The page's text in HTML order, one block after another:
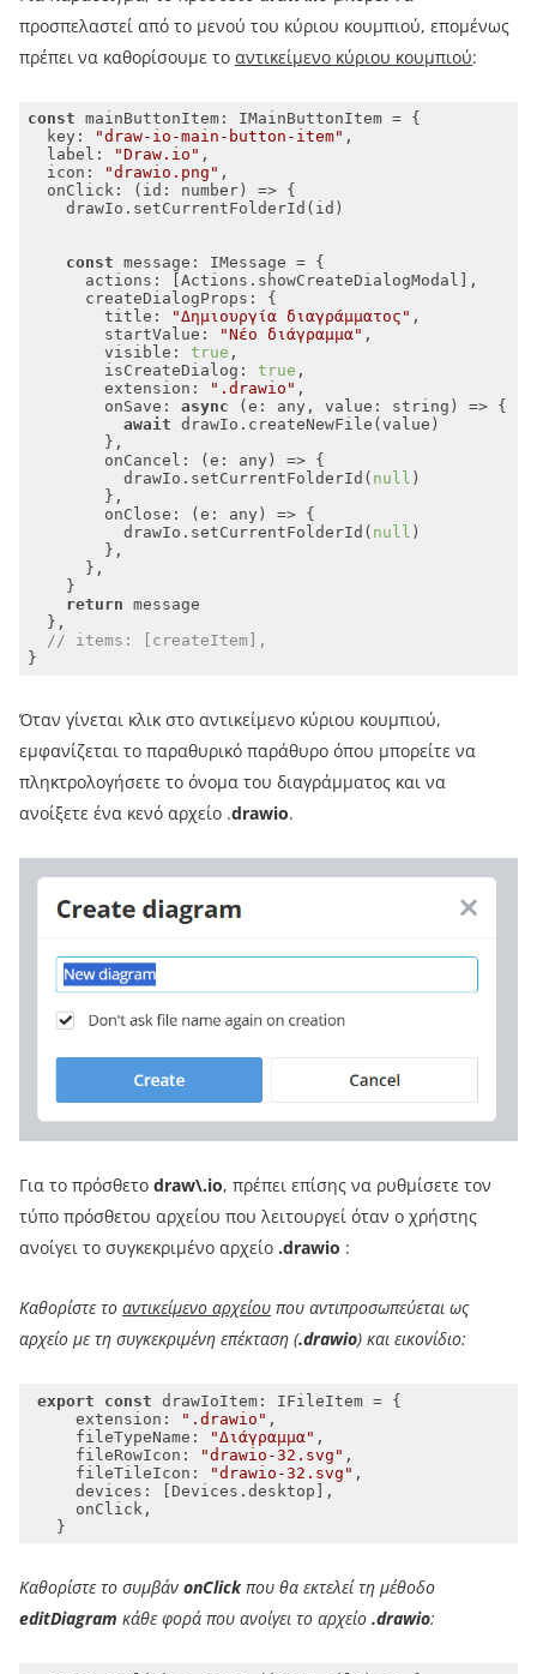
προσπελαστεί από το μενού του κύριου κουμπιού, επομένως
πρέπει να καθορίσουμε το αντικείμενο κύριου κουμπιού:
const
key : "draw-io-main-button-item"
label : "Draw.io"
icon : "drawio.png"
onClick: ( id: number) =>
const
actions
createDialogProps
title : "Δημιουργία διαγράμματος"
startValue : "Νέο διάγραμμα"
visible : true
isCreateDialog : true
extension : ".drawio"
onSave : async (e: any, value
await
onCancel : ( e: any ) =>
drawIo.setCurrentFolderId( null
onClose : ( e: any ) =>
drawIo.setCurrentFolderId( null
return
// items: [createItem],
Όταν γίνεται κλικ στο αντικείμενο κύριου κουμπιού,
εμφανίζεται το παραθυρικό παράθυρο όπου μπορείτε να
πληκτρολογήσετε το όνομα του διαγράμματος και να
ανοίξετε ένα κενό αρχείο .drawio.
Για το πρόσθετο draw\.io, πρέπει επίσης να ρυθμίσετε τον
τύπο πρόσθετου αρχείου που λειτουργεί όταν ο χρήστης
ανοίγει το συγκεκριμένο αρχείο .drawio :
Καθορίστε το αντικείμενο αρχείου που αντιπροσωπεύεται ως
αρχείο με τη συγκεκριμένη επέκταση (.drawio) και εικονίδιο:
export const
extension : ".drawio"
fileTypeName : "Διάγραμμα"
fileRowIcon : "drawio-32.svg"
fileTileIcon : "drawio-32.svg"
devices
Καθορίστε το συμβάν onClickπου θα εκτελεί τη μέθοδο
editDiagram κάθε φορά που ανοίγει το αρχείο .drawio: